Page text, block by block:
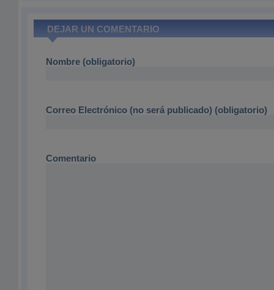
DEJAR UN COMENTARIO
Nombre (obligatorio)
Correo Electrónico (no será publicado) (obligatorio)
Comentario